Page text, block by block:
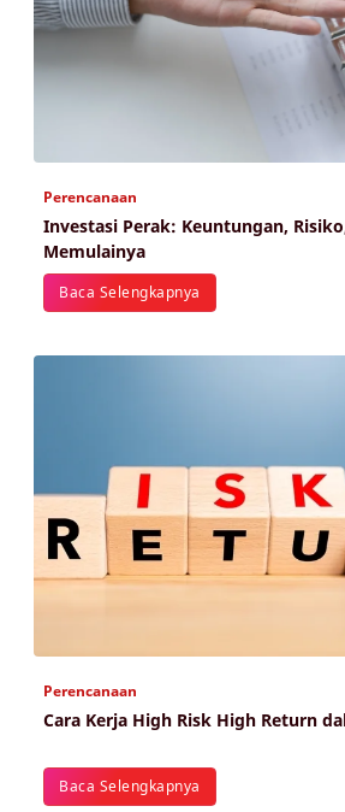
Perencanaan
Investasi Perak: Keuntungan,
Memulainya
Baca Selengkapnya
Perencanaan
Cara Kerja High Risk High Return
Baca Selengkapnya